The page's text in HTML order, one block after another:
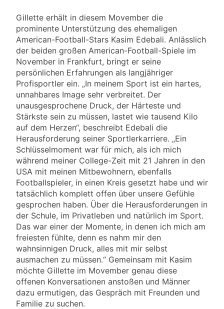
Gillette erhält in diesem Movember die
prominente Unterstützung des ehemaligen
American-Football-Stars Kasim Edebali. Anlässlich
der beiden großen American-Football-Spiele im
November in Frankfurt, bringt er seine
persönlichen Erfahrungen als langjähriger
Profisportler ein. „In meinem Sport ist ein hartes,
unnahbares Image sehr verbreitet. Der
unausgesprochene Druck, der Härteste und
Stärkste sein zu müssen, lastet wie tausend Kilo
auf dem Herzen“, beschreibt Edebali die
Herausforderung seiner Sportlerkarriere. „Ein
Schlüsselmoment war für mich, als ich mich
während meiner College-Zeit mit 21 Jahren in den
USA mit meinen Mitbewohnern, ebenfalls
Footballspieler, in einen Kreis gesetzt habe und wir
tatsächlich komplett offen über unsere Gefühle
gesprochen haben. Über die Herausforderungen in
der Schule, im Privatleben und natürlich im Sport.
Das war einer der Momente, in denen ich mich am
freiesten fühlte, denn es nahm mir den
wahnsinnigen Druck, alles mit mir selbst
ausmachen zu müssen.“ Gemeinsam mit Kasim
möchte Gillette im Movember genau diese
offenen Konversationen anstoßen und Männer
dazu ermutigen, das Gespräch mit Freunden und
Familie zu suchen.